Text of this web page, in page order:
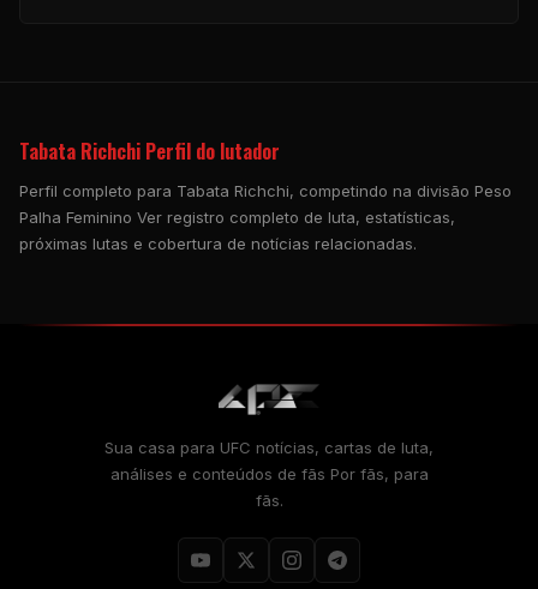
Tabata Richchi Perfil do lutador
Perfil completo para Tabata Richchi, competindo na divisão Peso
Palha Feminino Ver registro completo de luta, estatísticas,
próximas lutas e cobertura de notícias relacionadas.
Sua casa para UFC notícias, cartas de luta,
análises e conteúdos de fãs Por fãs, para
fãs.